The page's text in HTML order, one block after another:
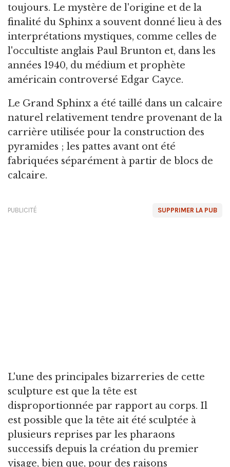
toujours. Le mystère de l'origine et de la
finalité du Sphinx a souvent donné lieu à des
interprétations mystiques, comme celles de
l'occultiste anglais Paul Brunton et, dans les
années 1940, du médium et prophète
américain controversé Edgar Cayce.
Le Grand Sphinx a été taillé dans un calcaire
naturel relativement tendre provenant de la
carrière utilisée pour la construction des
pyramides ; les pattes avant ont été
fabriquées séparément à partir de blocs de
calcaire.
SUPPRIMER LA PUB
PUBLICITÉ
L'une des principales bizarreries de cette
sculpture est que la tête est
disproportionnée par rapport au corps. Il
est possible que la tête ait été sculptée à
plusieurs reprises par les pharaons
successifs depuis la création du premier
visage, bien que, pour des raisons